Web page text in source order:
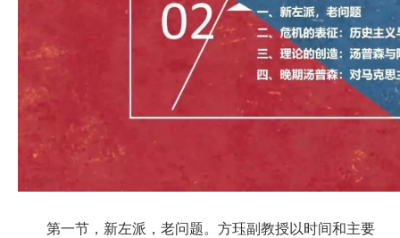
第一节，新左派，老问题。方珏副教授以时间和主要